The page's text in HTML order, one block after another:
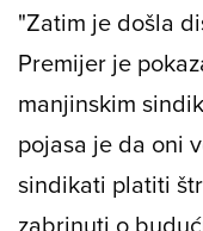
"Zatim je došla
Premijer je
manjinskim
pojasa je da oni
sindikati platiti